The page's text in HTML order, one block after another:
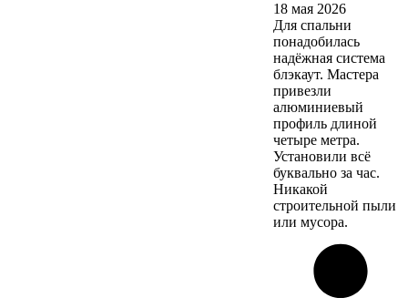
18 мая 2026
Для спальни
понадобилась
надёжная система
блэкаут. Мастера
привезли
алюминиевый
профиль длиной
четыре метра.
Установили всё
буквально за час.
Никакой
строительной пыли
или мусора.